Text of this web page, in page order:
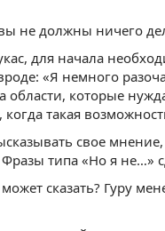
не должны ничего
для начала
вроде: «Я немного
области, которые
такая
свое
типа «Но я не…»
сказать? Гуру